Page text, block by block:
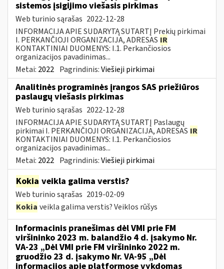
sistemos įsigijimo viešasis pirkimas
Web turinio sąrašas 2022-12-28
INFORMACIJA APIE SUDARYTĄ SUTARTĮ Prekių pirkimai
I. PERKANČIOJI ORGANIZACIJA, ADRESAS IR
KONTAKTINIAI DUOMENYS: I.1. Perkančiosios
organizacijos pavadinimas...
Metai: 2022 Pagrindinis:Viešieji pirkimai
Analitinės programinės įrangos SAS priežiūros
paslaugų viešasis pirkimas
Web turinio sąrašas 2022-12-28
INFORMACIJA APIE SUDARYTĄ SUTARTĮ Paslaugų
pirkimai I. PERKANČIOJI ORGANIZACIJA, ADRESAS IR
KONTAKTINIAI DUOMENYS: I.1. Perkančiosios
organizacijos pavadinimas...
Metai: 2022 Pagrindinis:Viešieji pirkimai
Kokia veikla galima verstis?
Web turinio sąrašas 2019-02-09
Kokia veikla galima verstis? Veiklos rūšys
Informacinis pranešimas dėl VMI prie FM
viršininko 2023 m. balandžio 4 d. įsakymo Nr.
VA-23 „Dėl VMI prie FM viršininko 2022 m.
gruodžio 23 d. įsakymo Nr. VA-95 „Dėl
informacijos apie platformose vykdomas